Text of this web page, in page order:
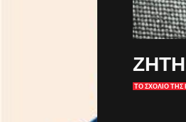
ΤΟ ΣΧΌΛΙΟ ΤΗΣ